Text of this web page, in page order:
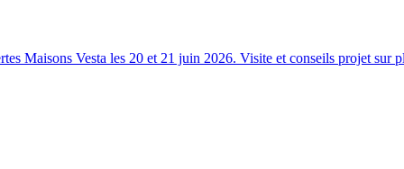
Maisons Vesta les 20 et 21 juin 2026. Visite et conseils projet sur